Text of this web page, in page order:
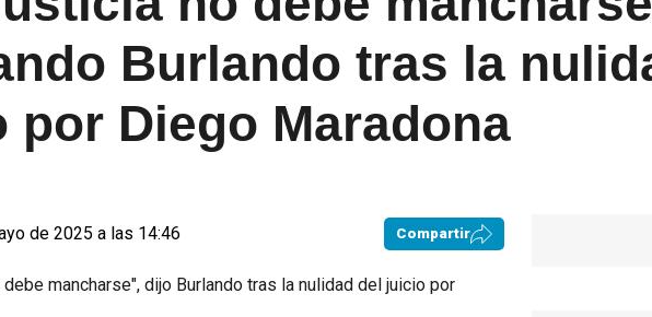
Burlando tras la
por Diego Maradona
de 2025 a las 14:46 Compartir